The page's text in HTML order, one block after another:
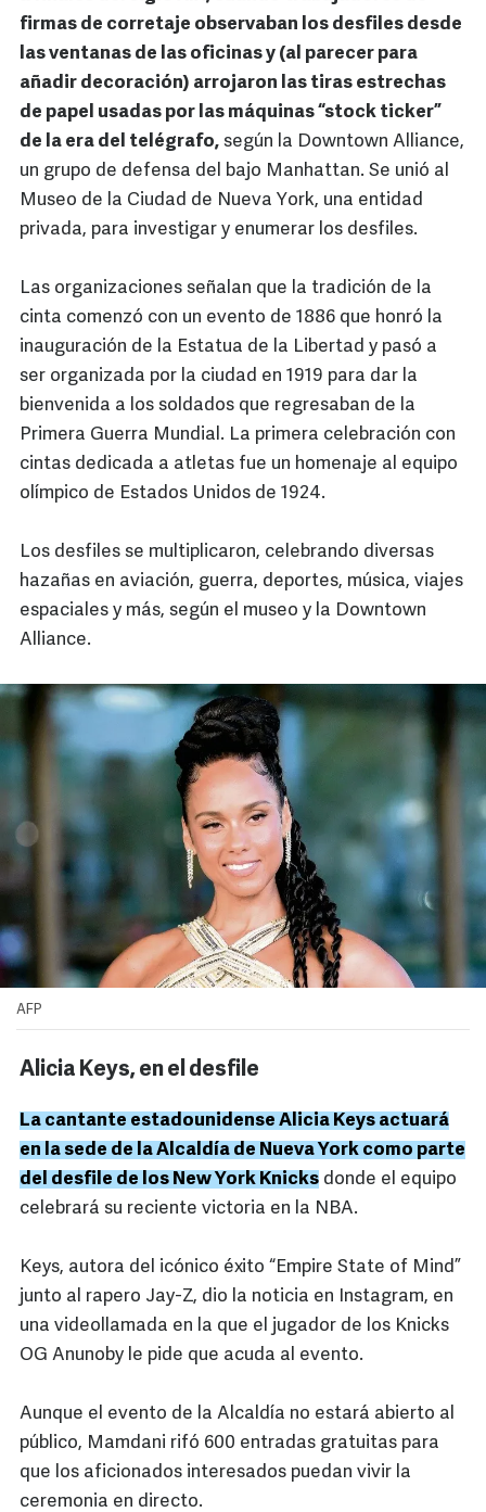
firmas de corretaje observaban los desfiles desde
las ventanas de las oficinas y (al parecer para
añadir decoración) arrojaron las tiras estrechas
de papel usadas por las máquinas “stock ticker”
de la era del telégrafo, según la Downtown Alliance,
un grupo de defensa del bajo Manhattan. Se unió al
Museo de la Ciudad de Nueva York, una entidad
privada, para investigar y enumerar los desfiles.
Las organizaciones señalan que la tradición de la
cinta comenzó con un evento de 1886 que honró la
inauguración de la Estatua de la Libertad y pasó a
ser organizada por la ciudad en 1919 para dar la
bienvenida a los soldados que regresaban de la
Primera Guerra Mundial. La primera celebración con
cintas dedicada a atletas fue un homenaje al equipo
olímpico de Estados Unidos de 1924.
Los desfiles se multiplicaron, celebrando diversas
hazañas en aviación, guerra, deportes, música, viajes
espaciales y más, según el museo y la Downtown
Alliance.
AFP
Alicia Keys, en el desfile
La cantante estadounidense Alicia Keys actuará
en la sede de la Alcaldía de Nueva York como parte
del desfile de los New York Knicks donde el equipo
celebrará su reciente victoria en la NBA.
Keys, autora del icónico éxito “Empire State of Mind”
junto al rapero Jay-Z, dio la noticia en Instagram, en
una videollamada en la que el jugador de los Knicks
OG Anunoby le pide que acuda al evento.
Aunque el evento de la Alcaldía no estará abierto al
público, Mamdani rifó 600 entradas gratuitas para
que los aficionados interesados puedan vivir la
ceremonia en directo.